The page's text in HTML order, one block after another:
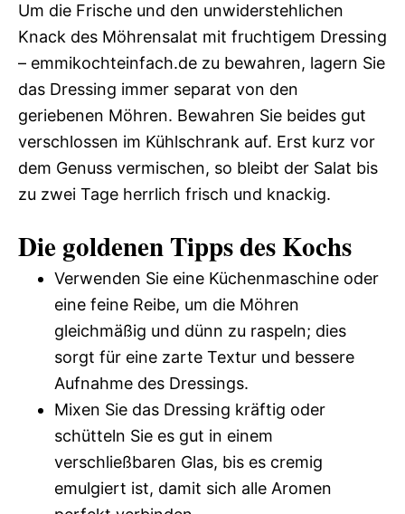
Um die Frische und den unwiderstehlichen
Knack des Möhrensalat mit fruchtigem Dressing
– emmikochteinfach.de zu bewahren, lagern Sie
das Dressing immer separat von den
geriebenen Möhren. Bewahren Sie beides gut
verschlossen im Kühlschrank auf. Erst kurz vor
dem Genuss vermischen, so bleibt der Salat bis
zu zwei Tage herrlich frisch und knackig.
Die goldenen Tipps des Kochs
Verwenden Sie eine Küchenmaschine oder
eine feine Reibe, um die Möhren
gleichmäßig und dünn zu raspeln; dies
sorgt für eine zarte Textur und bessere
Aufnahme des Dressings.
Mixen Sie das Dressing kräftig oder
schütteln Sie es gut in einem
verschließbaren Glas, bis es cremig
emulgiert ist, damit sich alle Aromen